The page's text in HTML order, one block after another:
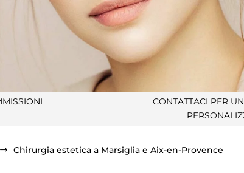
CONTATTACI PER
$ Chirurgia estetica a Marsiglia e Aix-en-Provence